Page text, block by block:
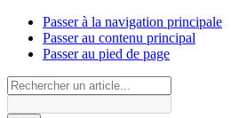
Passer à la navigation principale
Passer au contenu principal
Passer au pied de page